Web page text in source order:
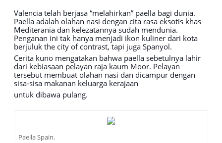
Valencia telah berjasa “melahirkan” paella bagi dunia.
Paella adalah olahan nasi dengan cita rasa eksotis khas
Mediterania dan kelezatannya sudah mendunia.
Penganan ini tak hanya menjadi ikon kuliner dari kota
berjuluk the city of contrast, tapi juga Spanyol.
Cerita kuno mengatakan bahwa paella sebetulnya lahir
dari kebiasaan pelayan raja kaum Moor. Pelayan
tersebut membuat olahan nasi dan dicampur dengan
sisa-sisa makanan keluarga kerajaan
untuk dibawa pulang.
Paella Spain.